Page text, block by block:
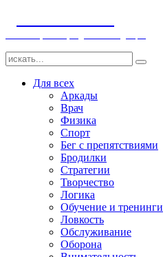
Для всех
Аркады
Врач
Физика
Спорт
Бег с препятствиями
Бродилки
Стратегии
Творчество
Логика
Обучение и тренинги
Ловкость
Обслуживание
Оборона